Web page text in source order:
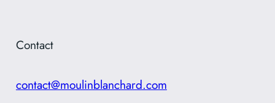
Contact
contact@moulinblanchard.com